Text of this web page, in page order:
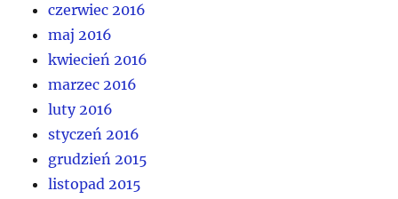
czerwiec 2016
maj 2016
kwiecień 2016
marzec 2016
luty 2016
styczeń 2016
grudzień 2015
listopad 2015